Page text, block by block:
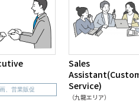
、営業販促
Sales
Service)
（九龍エリア）